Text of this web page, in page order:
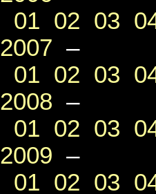
01 02 03
2007 –
01 02 03
2008 –
01 02 03
2009 –
01 02 03